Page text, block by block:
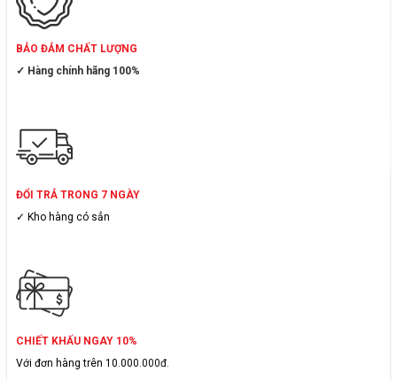
BẢO ĐẢM CHẤT LƯỢNG
✓ Hàng chính hãng 100%
ĐỔI TRẢ TRONG 7 NGÀY
✓ Kho hàng có sẳn
CHIẾT KHẤU NGAY 10%
Với đơn hàng trên 10.000.000đ.